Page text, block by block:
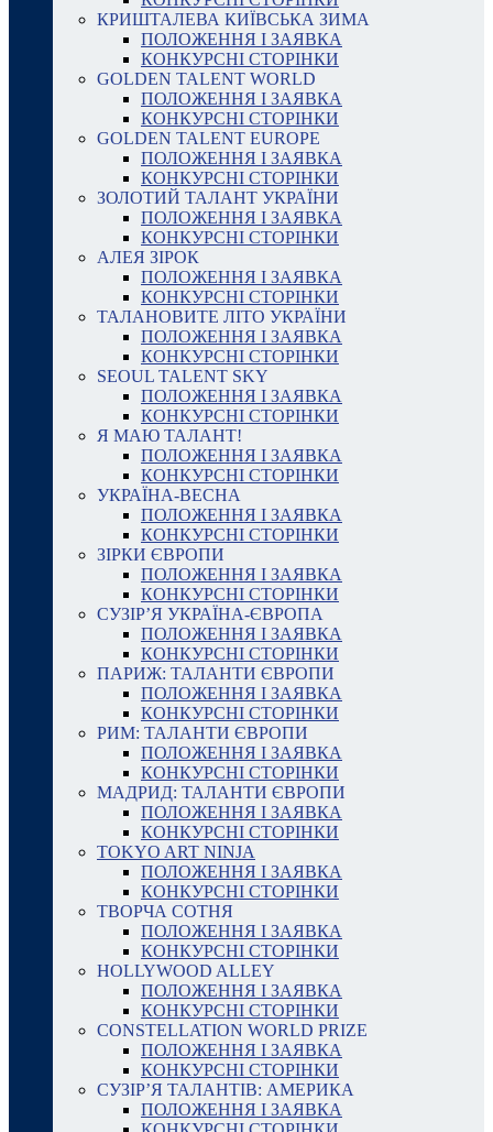
КРИШТАЛЕВА КИЇВСЬКА ЗИМА
ПОЛОЖЕННЯ І ЗАЯВКА
КОНКУРСНІ СТОРІНКИ
GOLDEN TALENT WORLD
ПОЛОЖЕННЯ І ЗАЯВКА
КОНКУРСНІ СТОРІНКИ
GOLDEN TALENT EUROPE
ПОЛОЖЕННЯ І ЗАЯВКА
КОНКУРСНІ СТОРІНКИ
ЗОЛОТИЙ ТАЛАНТ УКРАЇНИ
ПОЛОЖЕННЯ І ЗАЯВКА
КОНКУРСНІ СТОРІНКИ
АЛЕЯ ЗІРОК
ПОЛОЖЕННЯ І ЗАЯВКА
КОНКУРСНІ СТОРІНКИ
ТАЛАНОВИТЕ ЛІТО УКРАЇНИ
ПОЛОЖЕННЯ І ЗАЯВКА
КОНКУРСНІ СТОРІНКИ
SEOUL TALENT SKY
ПОЛОЖЕННЯ І ЗАЯВКА
КОНКУРСНІ СТОРІНКИ
Я МАЮ ТАЛАНТ!
ПОЛОЖЕННЯ І ЗАЯВКА
КОНКУРСНІ СТОРІНКИ
УКРАЇНА-ВЕСНА
ПОЛОЖЕННЯ І ЗАЯВКА
КОНКУРСНІ СТОРІНКИ
ЗІРКИ ЄВРОПИ
ПОЛОЖЕННЯ І ЗАЯВКА
КОНКУРСНІ СТОРІНКИ
СУЗІР’Я УКРАЇНА-ЄВРОПА
ПОЛОЖЕННЯ І ЗАЯВКА
КОНКУРСНІ СТОРІНКИ
ПАРИЖ: ТАЛАНТИ ЄВРОПИ
ПОЛОЖЕННЯ І ЗАЯВКА
КОНКУРСНІ СТОРІНКИ
РИМ: ТАЛАНТИ ЄВРОПИ
ПОЛОЖЕННЯ І ЗАЯВКА
КОНКУРСНІ СТОРІНКИ
МАДРИД: ТАЛАНТИ ЄВРОПИ
ПОЛОЖЕННЯ І ЗАЯВКА
КОНКУРСНІ СТОРІНКИ
TOKYO ART NINJA
ПОЛОЖЕННЯ І ЗАЯВКА
КОНКУРСНІ СТОРІНКИ
ТВОРЧА СОТНЯ
ПОЛОЖЕННЯ І ЗАЯВКА
КОНКУРСНІ СТОРІНКИ
HOLLYWOOD ALLEY
ПОЛОЖЕННЯ І ЗАЯВКА
КОНКУРСНІ СТОРІНКИ
CONSTELLATION WORLD PRIZE
ПОЛОЖЕННЯ І ЗАЯВКА
КОНКУРСНІ СТОРІНКИ
СУЗІР’Я ТАЛАНТІВ: АМЕРИКА
ПОЛОЖЕННЯ І ЗАЯВКА